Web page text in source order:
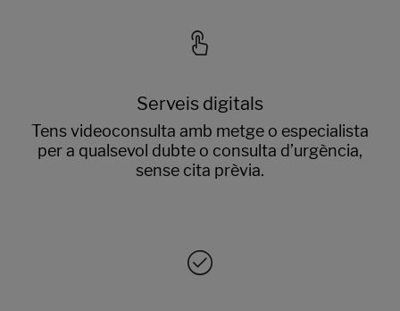
Serveis digitals
Tens videoconsulta amb metge o especialista
per a qualsevol dubte o consulta d’urgència,
sense cita prèvia.